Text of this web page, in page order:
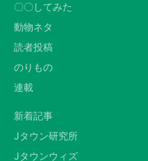
〇〇してみた
動物ネタ
読者投稿
のりもの
連載
新着記事
Jタウン研究所
Jタウンウィズ